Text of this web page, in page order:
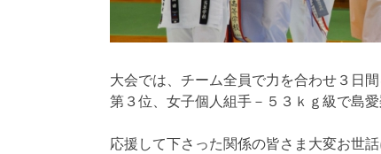
大会では、チーム全員で力を合わせ３日
第３位、女子個人組手－５３ｋｇ級で島
応援して下さった関係の皆さま大変お世